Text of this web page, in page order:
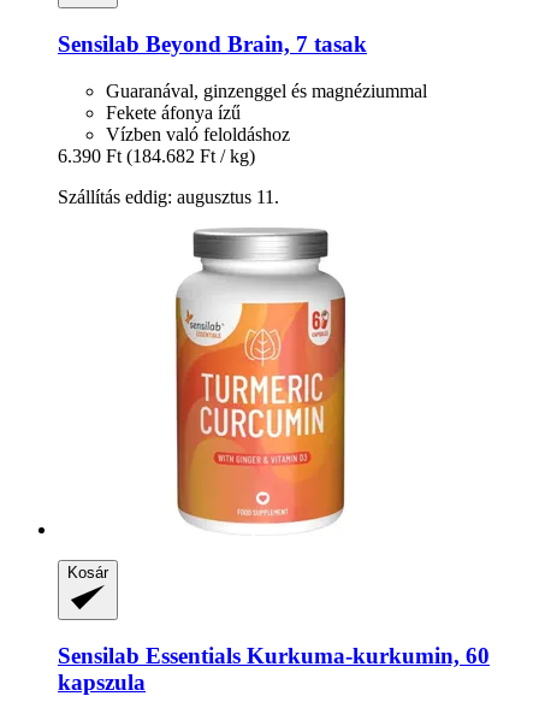
Sensilab Beyond Brain, 7 tasak
Guaranával, ginzenggel és magnéziummal
Fekete áfonya ízű
Vízben való feloldáshoz
6.390 Ft (184.682 Ft / kg)
Szállítás eddig: augusztus 11.
Kosár
Sensilab Essentials Kurkuma-​kurkumin, 60
kapszula